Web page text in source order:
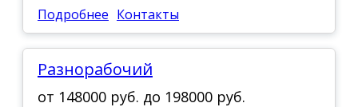
Подробнее Контакты
Разнорабочий
от 148000 руб. до 198000 руб.